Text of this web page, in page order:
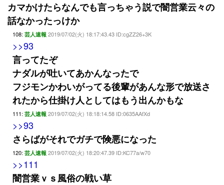
カマかけたらなんでも言っちゃう説で闇営業云々の
話なかったっけか
108: 芸人速報 2019/07/02(火) 18:17:43.43 ID:cgZZ26+3K
>>93
言ってたぞ
ナダルが吐いてあかんなったで
フジモンかわいがってる後輩があんな形で放送さ
れたから仕掛け人としてはもう出んかもな
111: 芸人速報 2019/07/02(火) 18:18:14.58 ID:0635AAfXd
>>93
さらばがそれでガチで険悪になった
120: 芸人速報 2019/07/02(火) 18:20:47.39 ID:KC77a/w70
>>111
闇営業ｖｓ風俗の戦い草